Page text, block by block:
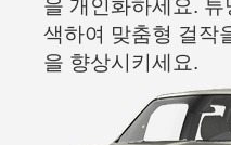
을 개인화하세요.
색하여 맞춤형 걸작
을 향상시키세요.